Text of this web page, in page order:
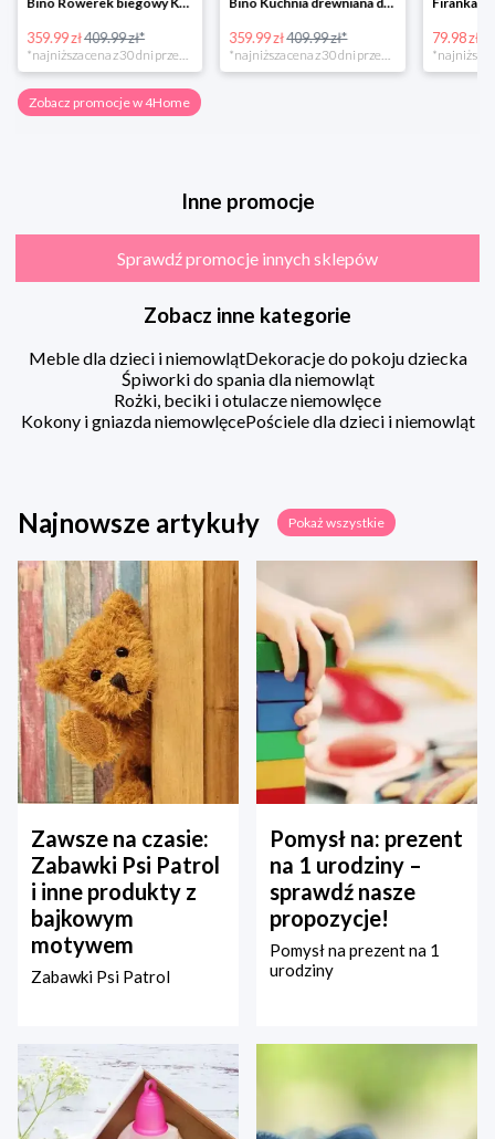
359.99 zł409.99 zł* 359.99 zł409.99 zł* 79.98 zł
Zobacz promocje w 4Home
Inne promocje
Sprawdź promocje innych sklepów
Zobacz inne kategorie
Meble dla dzieci i niemowlątDekoracje do pokoju dziecka
Śpiworki do spania dla niemowląt
Rożki, beciki i otulacze niemowlęce
Kokony i gniazda niemowlęcePościele dla dzieci i niemowląt
Najnowsze artykuły Pokaż wszystkie
Zawsze na czasie:
Zabawki Psi Patrol
i inne produkty z
bajkowym
motywem
Zabawki Psi Patrol
Pomysł na: prezent
na 1 urodziny –
sprawdź nasze
propozycje!
Pomysł na prezent na 1
urodziny